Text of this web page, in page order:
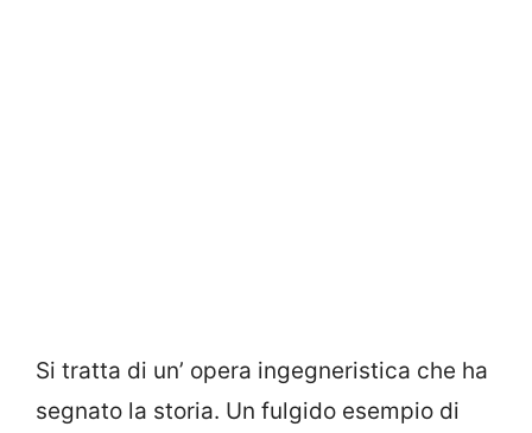
Si tratta di un’ opera ingegneristica che ha
segnato la storia. Un fulgido esempio di